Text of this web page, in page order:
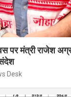
पर मंत्री राजेश
Desk